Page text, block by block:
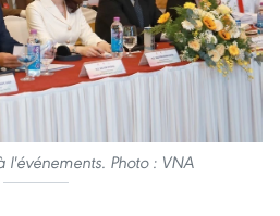
l'événements. Photo : VNA